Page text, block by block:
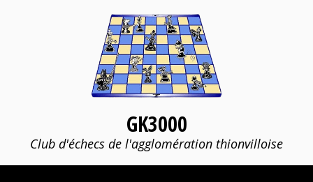
GK3000
Club d'échecs de l'agglomération thionvilloise